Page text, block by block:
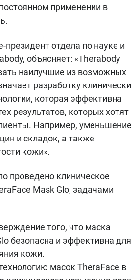
применении в
президент отдела по науке и
объясняет: «Therabody
наилучшие из возможных
разработку клинически
которая эффективна
результатов, которых хотят
Например, уменьшение
и складок, а также
кожи».
проведено клиническое
Mask Glo, задачами
того, что маска
безопасна и эффективна для
кожи.
масок TheraFace в